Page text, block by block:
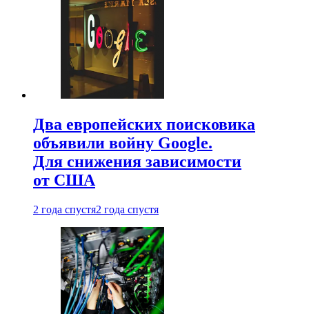
Два европейских поисковика
объявили войну Google.
Для снижения зависимости
от США
2 года спустя2 года спустя